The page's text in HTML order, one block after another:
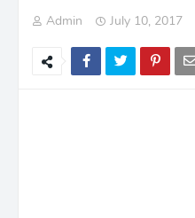
Admin July 10, 2017